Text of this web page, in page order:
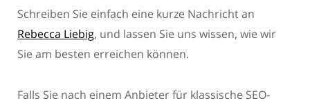
Schreiben Sie einfach eine kurze Nachricht an
Rebecca Liebig, und lassen Sie uns wissen, wie wir
Sie am besten erreichen können.
Falls Sie nach einem Anbieter für klassische SEO-